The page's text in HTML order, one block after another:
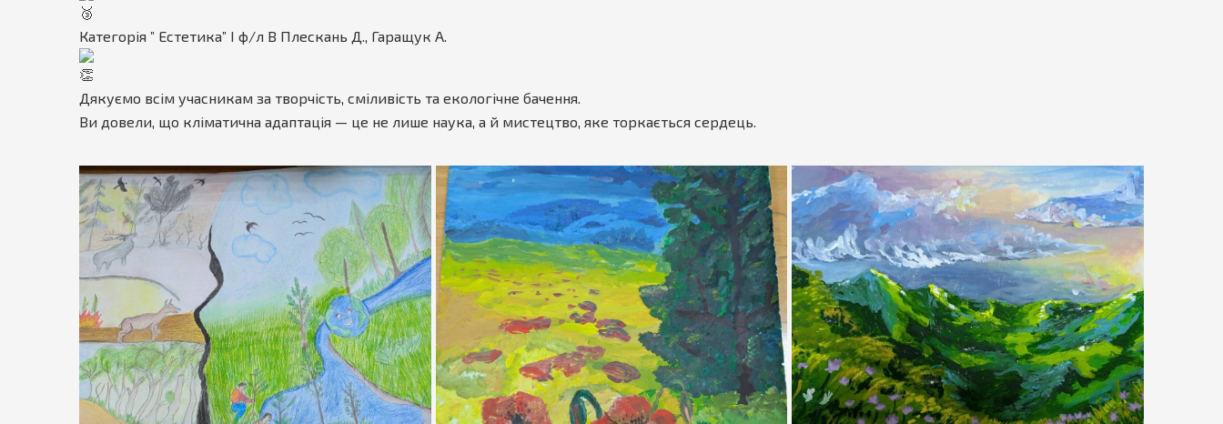
Категорія ” Естетика” І ф/л В Плескань Д., Гаращук А.
Дякуємо всім учасникам за творчість, сміливість та екологічне бачення.
Ви довели, що кліматична адаптація — це не лише наука, а й мистецтво, яке торкається сердець.